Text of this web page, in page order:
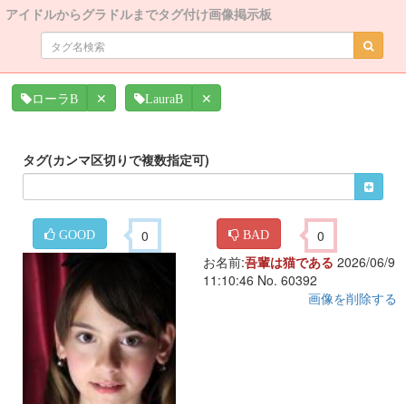
アイドルからグラドルまでタグ付け画像掲示板
ローラB ✕ LauraB ✕
タグ(カンマ区切りで複数指定可)
GOOD 0 BAD 0
お名前:吾輩は猫である 2026/06/9
11:10:46 No. 60392
画像を削除する